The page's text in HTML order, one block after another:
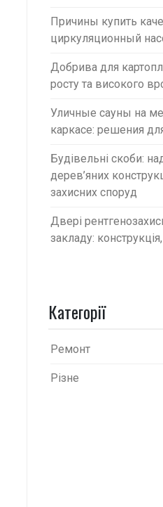
Причины купить
циркуляционный
Добрива для
росту та високого
Уличные сауны на
каркасе: решения
Будівельні скоби:
дерев’яних
захисних споруд
Двері
закладу:
Категорії
Ремонт
Різне